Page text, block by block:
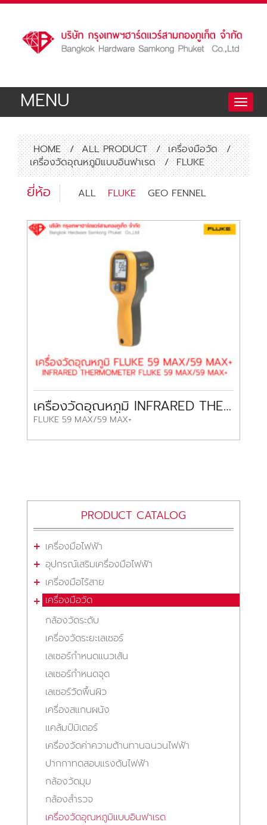
Toggle
MENU
HOME / ALL PRODUCT / เครื่องมือวัด
/
เครื่องวัดอุณหภูมิแบบอินฟาเรด
/ FLUKE
ยี่ห้อ ALL FLUKE GEO FENNEL
เครื่องวัดอุณหภูมิ INFRARED THERMOMETER FLUKE 59 MAX/59 MAX+ FLUKE
FLUKE 59 MAX/59 MAX+
PRODUCT CATALOG
เครื่องมือไฟฟ้า
อุปกรณ์เสริมเครื่องมือไฟฟ้า
เครื่องมือไร้สาย
เครื่องมือวัด
กล้องวัดระดับ
เครื่องวัดระยะเลเซอร์
เลเซอร์กำหนดแนวเส้น
เลเซอร์กำหนดจุด
เลเซอร์วัดพื้นผิว
เครื่องสแกนผนัง
แคล้มป์มิเตอร์
เครื่องวัดค่าความต้านทานฉนวนไฟฟ้า
ปากกาทดสอบแรงดันไฟฟ้า
กล้องวัดมุม
กล้องสำรวจ
เครื่องวัดอุณหภูมิแบบอินฟาเรด